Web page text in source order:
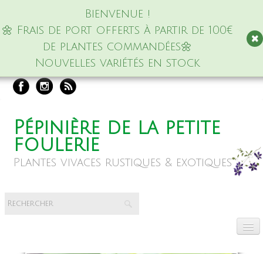
Bienvenue !
🌼 Frais de port offerts à partir de 100€
de plantes commandées🌼
Nouvelles variétés en stock
Pépinière de la petite
foulerie
Plantes vivaces rustiques & exotiques